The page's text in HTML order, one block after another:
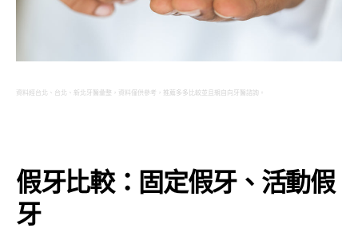
資料經台北、台北、新北牙醫彙整，資料僅供參考，推薦多多比較並且親自向牙醫諮詢。
假牙比較：固定假牙、活動假
牙